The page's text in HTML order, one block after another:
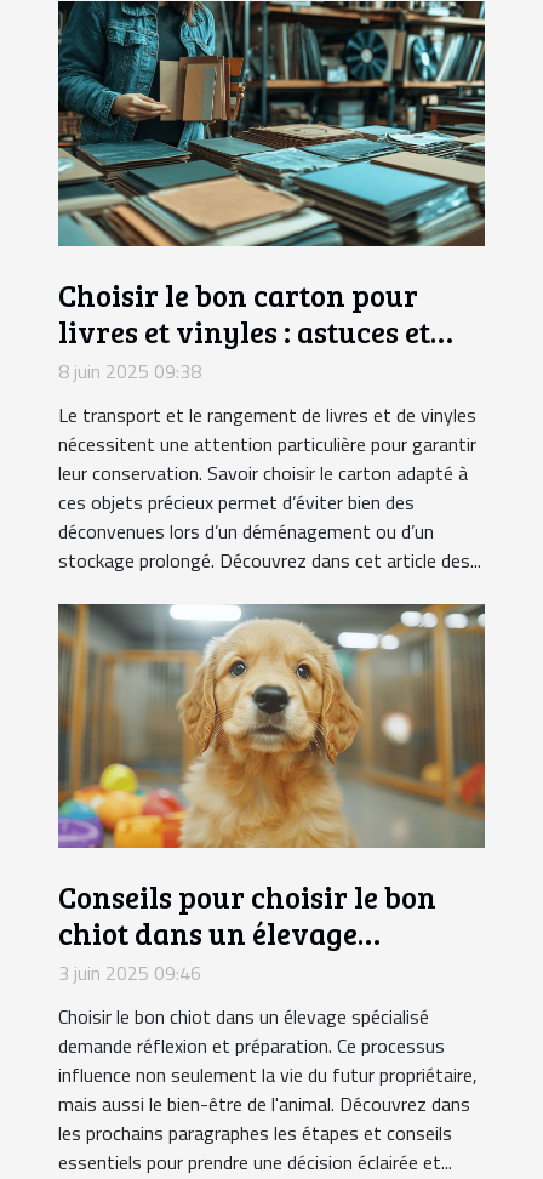
Choisir le bon carton pour
livres et vinyles : astuces et
conseils
8 juin 2025 09:38
Le transport et le rangement de livres et de vinyles
nécessitent une attention particulière pour garantir
leur conservation. Savoir choisir le carton adapté à
ces objets précieux permet d’éviter bien des
déconvenues lors d’un déménagement ou d’un
stockage prolongé. Découvrez dans cet article des...
Conseils pour choisir le bon
chiot dans un élevage
spécialisé
3 juin 2025 09:46
Choisir le bon chiot dans un élevage spécialisé
demande réflexion et préparation. Ce processus
influence non seulement la vie du futur propriétaire,
mais aussi le bien-être de l'animal. Découvrez dans
les prochains paragraphes les étapes et conseils
essentiels pour prendre une décision éclairée et...